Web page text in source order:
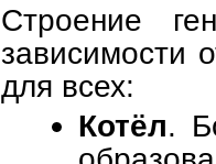
Строение
зависимости
для всех:
Котёл.